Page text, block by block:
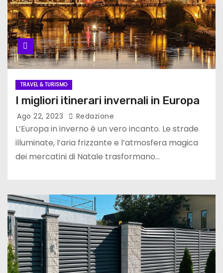
TRAVEL & TURISMO
I migliori itinerari invernali in Europa
Ago 22, 2023 Redazione
L’Europa in inverno è un vero incanto. Le strade
illuminate, l’aria frizzante e l’atmosfera magica
dei mercatini di Natale trasformano…